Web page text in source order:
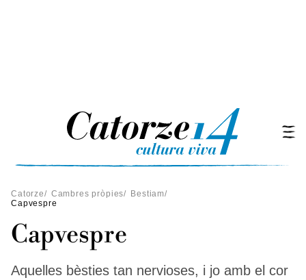
Catorze/ Cambres pròpies/ Bestiam/
Capvespre
Capvespre
Aquelles bèsties tan nervioses, i jo amb el cor